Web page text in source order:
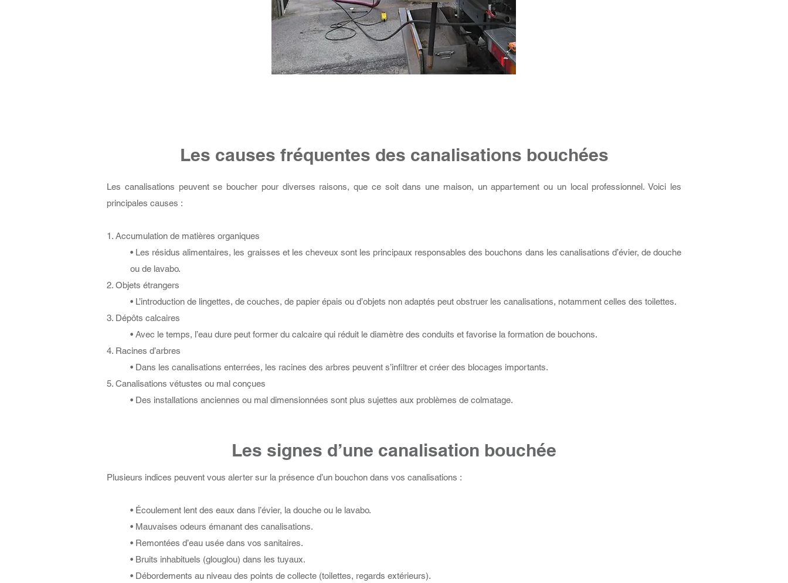
Les causes fréquentes des canalisations bouchées
Les canalisations peuvent se boucher pour diverses raisons, que ce soit dans une maison, un appartement ou un local professionnel. Voici les
principales causes :
1. Accumulation de matières organiques
• Les résidus alimentaires, les graisses et les cheveux sont les principaux responsables des bouchons dans les canalisations d’évier, de douche
ou de lavabo.
2. Objets étrangers
• L’introduction de lingettes, de couches, de papier épais ou d’objets non adaptés peut obstruer les canalisations, notamment celles des toilettes.
3. Dépôts calcaires
• Avec le temps, l’eau dure peut former du calcaire qui réduit le diamètre des conduits et favorise la formation de bouchons.
4. Racines d’arbres
• Dans les canalisations enterrées, les racines des arbres peuvent s’infiltrer et créer des blocages importants.
5. Canalisations vétustes ou mal conçues
• Des installations anciennes ou mal dimensionnées sont plus sujettes aux problèmes de colmatage.
Les signes d’une canalisation bouchée
Plusieurs indices peuvent vous alerter sur la présence d’un bouchon dans vos canalisations :
• Écoulement lent des eaux dans l’évier, la douche ou le lavabo.
• Mauvaises odeurs émanant des canalisations.
• Remontées d’eau usée dans vos sanitaires.
• Bruits inhabituels (glouglou) dans les tuyaux.
• Débordements au niveau des points de collecte (toilettes, regards extérieurs).